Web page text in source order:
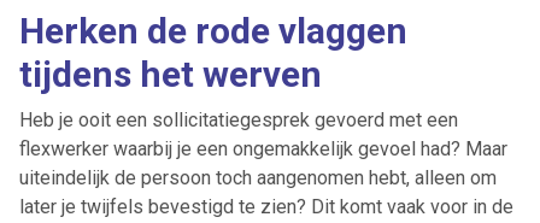
Herken de rode vlaggen
tijdens het werven
Heb je ooit een sollicitatiegesprek gevoerd met een
flexwerker waarbij je een ongemakkelijk gevoel had? Maar
uiteindelijk de persoon toch aangenomen hebt, alleen om
later je twijfels bevestigd te zien? Dit komt vaak voor in de